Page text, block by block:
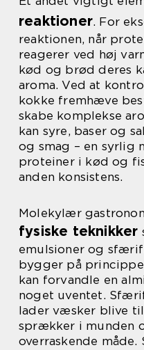
reaktioner. For
reaktionen, når
reagerer ved høj
kød og brød deres
aroma. Ved at
kokke fremhæve
skabe komplekse
kan syre, baser og
og smag – en syrlig
proteiner i kød og
anden konsistens.
Molekylær
fysiske teknikker
emulsioner og
bygger på
kan forvandle en
noget uventet.
lader væsker blive
sprækker i munden
overraskende